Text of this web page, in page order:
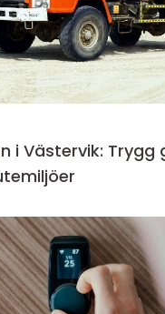
i Västervik: Trygg